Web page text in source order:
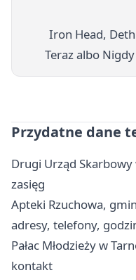
Iron Head,
Teraz albo
Przydatne dane
Drugi Urząd
zasięg
Apteki Rzuchowa,
adresy, telefony,
Pałac Młodzieży w
kontakt